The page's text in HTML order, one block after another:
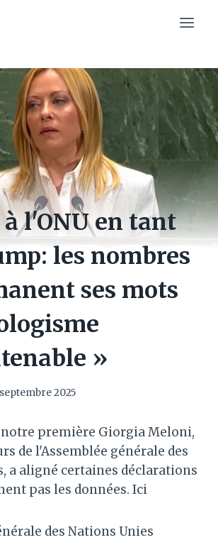
l'ONU en tant
les nombres
ses mots
»
2025
notre première Giorgia Meloni,
de l'Assemblée générale des
a aligné certaines déclarations
pas les données. Ici
des Nations Unies